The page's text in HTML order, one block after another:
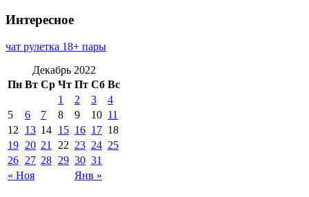
Интересное
чат рулетка 18+ пары
Декабрь 2022
Пн Вт Ср Чт Пт Сб Вс
« Ноя Янв »
1 2 3
4
5
6 7 8 9 10 11
12
13 14 15 16 17 18
19 20 21 22 23 24 25
26 27 28 29 30 31